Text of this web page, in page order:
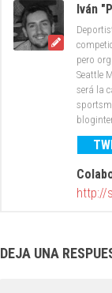
Iván
pero
Seattle
será la
http://
DEJA UNA